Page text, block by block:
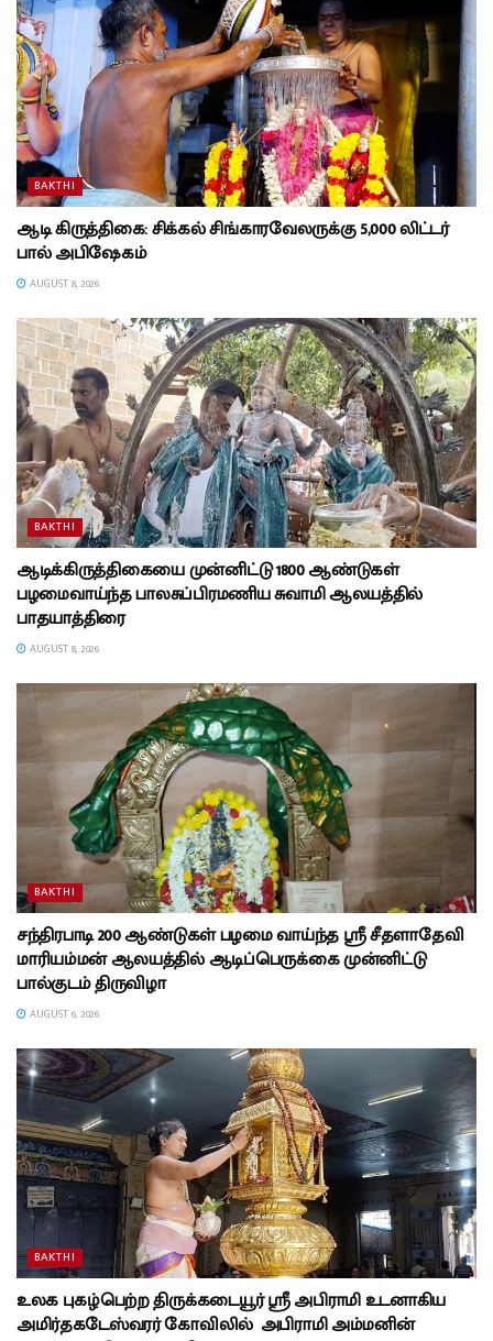
BAKTHI
ஆடி கிருத்திகை: சிக்கல் சிங்காரவேலருக்கு 5,000 லிட்டர்
பால் அபிஷேகம்
AUGUST 8, 2026
BAKTHI
ஆடிக்கிருத்திகையை முன்னிட்டு 1800 ஆண்டுகள்
பழமைவாய்ந்த பாலசுப்பிரமணிய சுவாமி ஆலயத்தில்
பாதயாத்திரை
AUGUST 8, 2026
BAKTHI
சந்திரபாடி 200 ஆண்டுகள் பழமை வாய்ந்த ஸ்ரீ சீதளாதேவி
மாரியம்மன் ஆலயத்தில் ஆடிப்பெருக்கை முன்னிட்டு
பால்குடம் திருவிழா
AUGUST 6, 2026
BAKTHI
உலக புகழ்பெற்ற திருக்கடையூர் ஸ்ரீ அபிராமி உடனாகிய
அமிர்தகடேஸ்வரர் கோவிலில் அபிராமி அம்மனின்